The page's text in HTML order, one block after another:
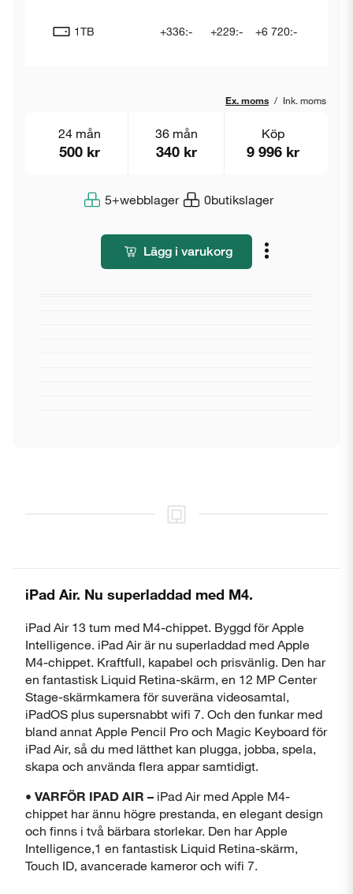
1TB +336:- +229:- +6 720:-
Ex. moms / Ink. moms
5+webblager 0butikslager
24 mån
500 kr
36 mån
340 kr
Köp
9 996 kr
Lägg i varukorg
iPad Air. Nu superladdad med M4.
iPad Air 13 tum med M4-chippet. Byggd för Apple
Intelligence. iPad Air är nu superladdad med Apple
M4-chippet. Kraftfull, kapabel och prisvänlig. Den har
en fantastisk Liquid Retina-skärm, en 12 MP Center
Stage-skärmkamera för suveräna videosamtal,
iPadOS plus supersnabbt wifi 7. Och den funkar med
bland annat Apple Pencil Pro och Magic Keyboard för
iPad Air, så du med lätthet kan plugga, jobba, spela,
skapa och använda flera appar samtidigt.
• VARFÖR IPAD AIR – iPad Air med Apple M4-
chippet har ännu högre prestanda, en elegant design
och finns i två bärbara storlekar. Den har Apple
Intelligence,1 en fantastisk Liquid Retina-skärm,
Touch ID, avancerade kameror och wifi 7.